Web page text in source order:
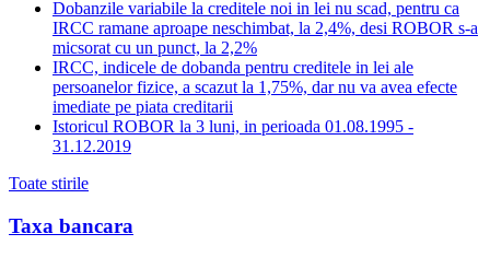
Dobanzile variabile la creditele noi in lei nu scad, pentru ca
IRCC ramane aproape neschimbat, la 2,4%, desi ROBOR s-a
micsorat cu un punct, la 2,2%
IRCC, indicele de dobanda pentru creditele in lei ale
persoanelor fizice, a scazut la 1,75%, dar nu va avea efecte
imediate pe piata creditarii
Istoricul ROBOR la 3 luni, in perioada 01.08.1995 -
31.12.2019
Toate stirile
Taxa bancara